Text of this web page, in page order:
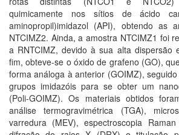
quimicamente nos sítios de ácido
aminopropil)imidazol (API), obtendo as
NTCIMZ2. Ainda, a amostra NTCIMZ1 foi
a RNTCIMZ, devido à sua alta dispersão
fim, obteve-se o óxido de grafeno (GO),
forma análoga à anterior (GOIMZ),
grupos imidazóis para se obter um
(Poli-GOIMZ). Os materiais obtidos
análise termogravimétrica (TGA),
varredura (MEV), espectroscopia